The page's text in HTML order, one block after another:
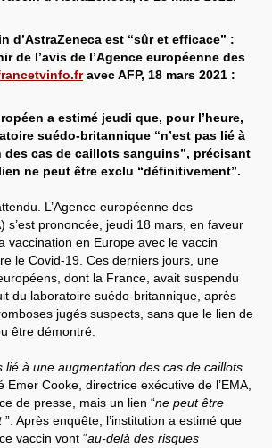
d’AstraZeneca est “sûr et efficace” :
de l’avis de l’Agence européenne des
avec AFP, 18 mars 2021 :
a estimé jeudi que, pour l’heure,
suédo-britannique “n’est pas lié à
des cas de caillots sanguins”, précisant
ne peut être exclu “définitivement”.
L’Agence européenne des
s’est prononcée, jeudi 18 mars, en faveur
vaccination en Europe avec le vaccin
le Covid-19. Ces derniers jours, une
dont la France, avait suspendu
du laboratoire suédo-britannique, après
jugés suspects, sans que le lien de
être démontré.
lié à une augmentation des cas de caillots
Emer Cooke, directrice exécutive de l’EMA,
de presse, mais un lien “ne peut être
”. Après enquête, l’institution a estimé que
vaccin vont “au-delà des risques